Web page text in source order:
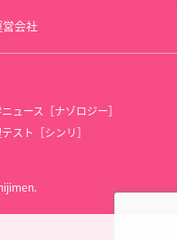
会社
ュース［ナゾロジー］
スト［シンリ］